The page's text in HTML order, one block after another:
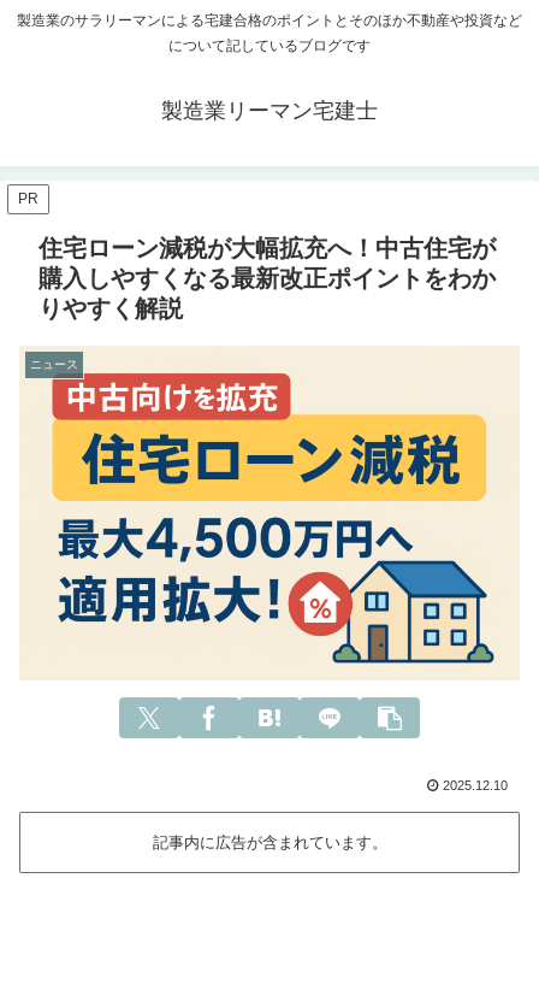
製造業のサラリーマンによる宅建合格のポイントとそのほか不動産や投資など
について記しているブログです
製造業リーマン宅建士
PR
住宅ローン減税が大幅拡充へ！中古住宅が
購入しやすくなる最新改正ポイントをわか
りやすく解説
ニュース
2025.12.10
記事内に広告が含まれています。